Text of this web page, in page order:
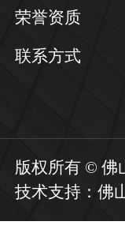
荣誉资质
联系方式
版权所有 © 佛
技术支持： 佛